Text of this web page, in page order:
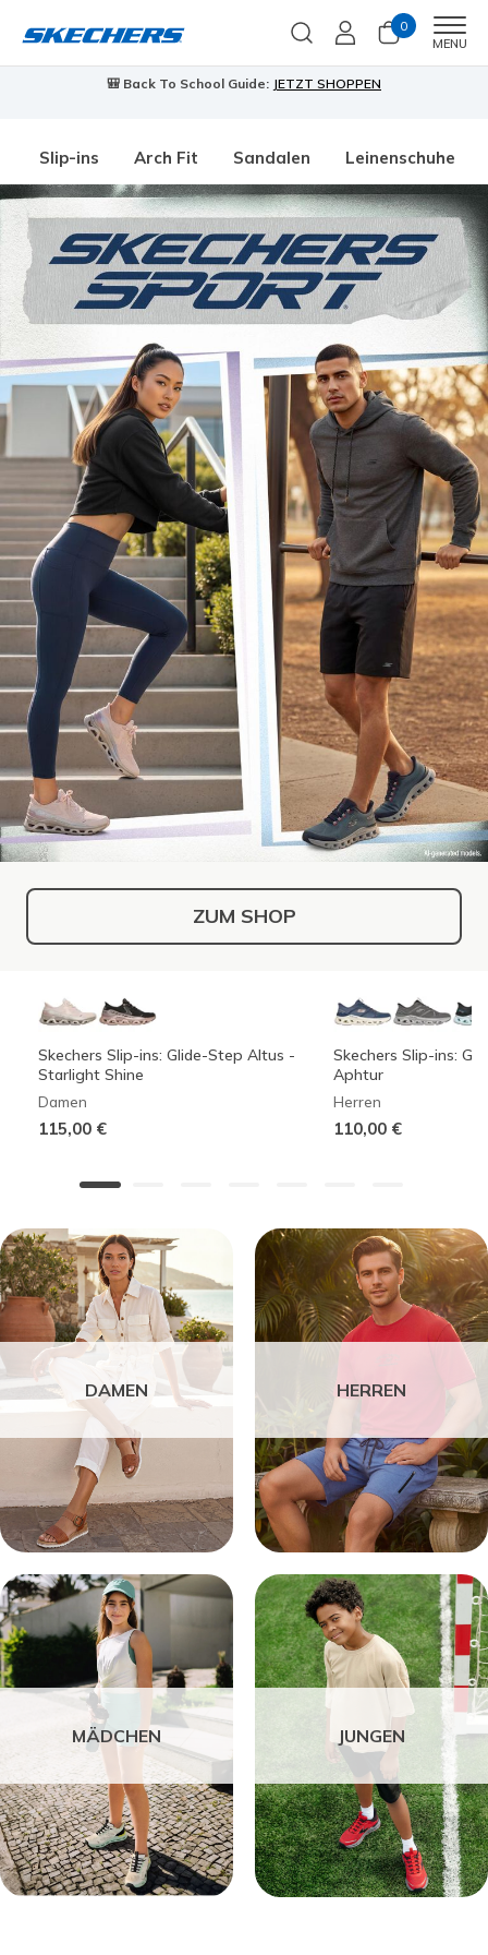
0
MENU
🎒 Back To School Guide: JETZT SHOPPEN
Slip-ins Arch Fit Sandalen Leinenschuhe
ZUM SHOP
Skechers Slip-ins: Glide-Step Altus -
Starlight Shine
Damen
115,00 €
Skechers Slip-ins:
Aphtur
Herren
110,00 €
DAMEN HERREN
MÄDCHEN JUNGEN